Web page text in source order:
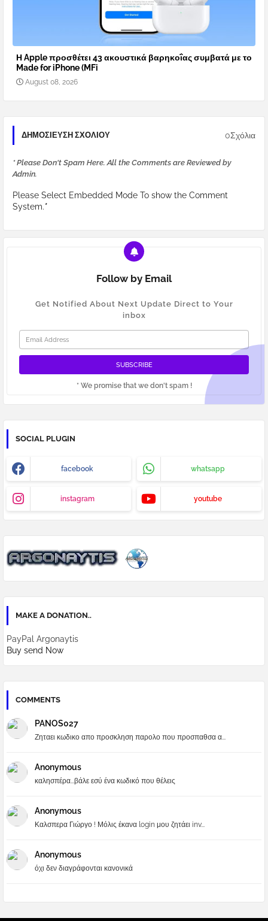
Η Apple προσθέτει 43 ακουστικά βαρηκοΐας συμβατά με το
Made for iPhone (MFi
August 08, 2026
ΔΗΜΟΣΊΕΥΣΗ ΣΧΟΛΊΟΥ 0Σχόλια
* Please Don't Spam Here. All the Comments are Reviewed by
Admin.
Please Select Embedded Mode To show the Comment
System.*
Follow by Email
Get Notified About Next Update Direct to Your
inbox
* We promise that we don't spam !
SOCIAL PLUGIN
facebook whatsapp
instagram youtube
MAKE A DONATION..
PayPal Argonaytis
Buy send Now
COMMENTS
PANOS027
Ζηταει κωδικο απο προσκληση παρολο που προσπαθσα α...
Anonymous
καλησπέρα...βάλε εσύ ένα κωδικό που θέλεις
Anonymous
Καλσπερα Γιώργο ! Μόλις έκανα login μου ζητάει inv...
Anonymous
όχι δεν διαγράφονται κανονικά